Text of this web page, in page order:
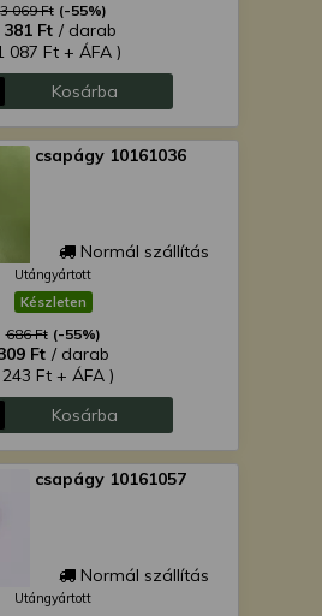
3 069 Ft (-55%)
381 Ft / darab
087 Ft + ÁFA )
Kosárba
csapágy 10161036
Normál szállítás
Utángyártott
Készleten
686 Ft (-55%)
Ft / darab
243 Ft + ÁFA )
Kosárba
csapágy 10161057
Normál szállítás
Utángyártott